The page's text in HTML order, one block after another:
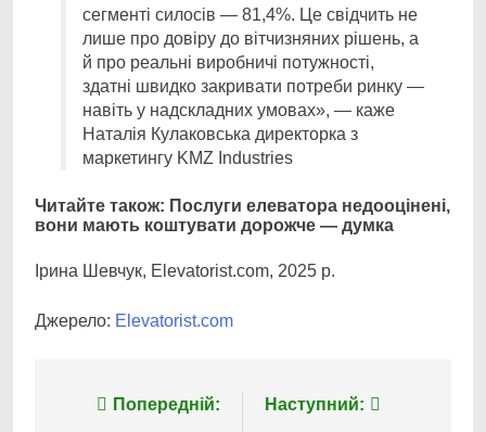
сегменті силосів — 81,4%. Це свідчить не
лише про довіру до вітчизняних рішень, а
й про реальні виробничі потужності,
здатні швидко закривати потреби ринку —
навіть у надскладних умовах», — каже
Наталія Кулаковська директорка з
маркетингу KMZ Industries
Читайте також: Послуги елеватора недооцінені,
вони мають коштувати дорожче — думка
Ірина Шевчук, Elevatorist.com, 2025 р.
Джерело: Elevatorist.com
Навігація
Попередній: Наступний: